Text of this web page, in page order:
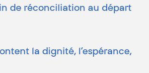
de réconciliation au départ
la dignité, l’espérance,